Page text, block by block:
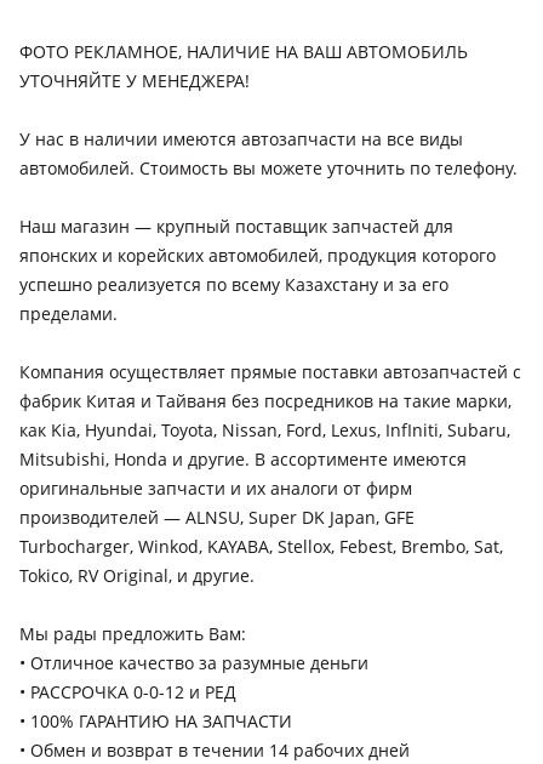
1997 - 2000 2 поколение (S16), 1993 - 1997 1 поколение
2015 - 2020 4 поколение рестайлинг (L1), 2011 - 2015 4
поколение (L1), 2007 - 2011 3 поколение рестайлинг (S19),
Lexus IS 300
2020 - н.в. XE30 [2-й рестайлинг], 2016 - 2022 XE30
рестайлинг, 2005 - 2010 XE20, 2013 - 2016 XE30, 1999 - 2005
XE10
Lexus IS 350
2020 - н.в. XE30 [2-й рестайлинг], 2016 - 2022 XE30
рестайлинг, 2005 - 2010 XE20
Lexus LX 470
2002 - 2007 2 поколение рестайлинг (UZJ100), 1998 - 2002 2
поколение (UZJ100)
Lexus LX 570
поколение рестайлинг (J2), 2007 - 2012 3 поколение (J2)
Lexus RX 300
2019 - н.в. 4 поколение рестайлинг (L2), 2015 - 2019 4
поколение (L2), 2003 - 2006 2 поколение (U3), 1997 - 2003 1
ФОТО РЕКЛАМНОЕ, НАЛИЧИЕ НА ВАШ АВТОМОБИЛЬ
УТОЧНЯЙТЕ У МЕНЕДЖЕРА!
У нас в наличии имеются автозапчасти на все виды
автомобилей. Стоимость вы можете уточнить по телефону.
Наш магазин — крупный поставщик запчастей для
японских и корейских автомобилей, продукция которого
успешно реализуется по всему Казахстану и за его
пределами.
Компания осуществляет прямые поставки автозапчастей с
фабрик Китая и Тайваня без посредников на такие марки,
как Kia, Hyundai, Toyota, Nissan, Ford, Lexus, InfIniti, Subaru,
Mitsubishi, Honda и другие. В ассортименте имеются
оригинальные запчасти и их аналоги от фирм
производителей — ALNSU, Super DK Japan, GFE
Turbocharger, Winkod, KAYABA, Stellox, Febest, Brembo, Sat,
Tokico, RV Original, и другие.
Мы рады предложить Вам:
• Отличное качество за разумные деньги
• РАССРОЧКА 0-0-12 и РЕД
• 100% ГАРАНТИЮ НА ЗАПЧАСТИ
• Обмен и возврат в течении 14 рабочих дней